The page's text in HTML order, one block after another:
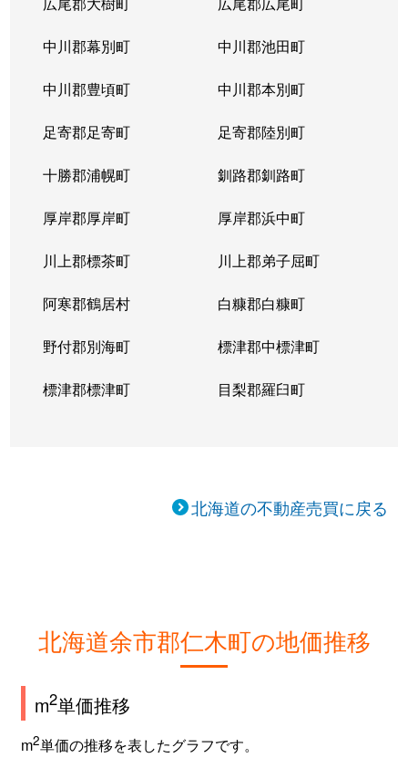
中川郡幕別町 中川郡池田町
中川郡豊頃町 中川郡本別町
足寄郡足寄町 足寄郡陸別町
十勝郡浦幌町 釧路郡釧路町
厚岸郡厚岸町 厚岸郡浜中町
川上郡標茶町 川上郡弟子屈町
阿寒郡鶴居村 白糠郡白糠町
野付郡別海町 標津郡中標津町
標津郡標津町 目梨郡羅臼町
北海道の不動産売買に戻る
北海道余市郡仁木町の地価推移
m2単価推移
m2単価の推移を表したグラフです。